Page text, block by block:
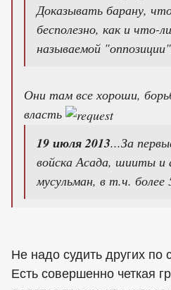
Доказывать барану,
бесполезно, как и что-
называемой
Они там все хороши,
власть
19 июля 2013...За
войска Асада, шииты и
мусульман, в т.ч. более
Не надо судить других по
Есть совершенно четкая